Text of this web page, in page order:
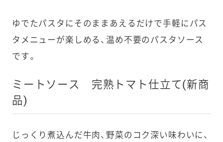
ゆでたパスタにそのままあえるだけで手軽にパス
タメニューが楽しめる、温め不要のパスタソース
です。
ミートソース 完熟トマト仕立て(新商
品)
じっくり煮込んだ牛肉、野菜のコク深い味わいに、